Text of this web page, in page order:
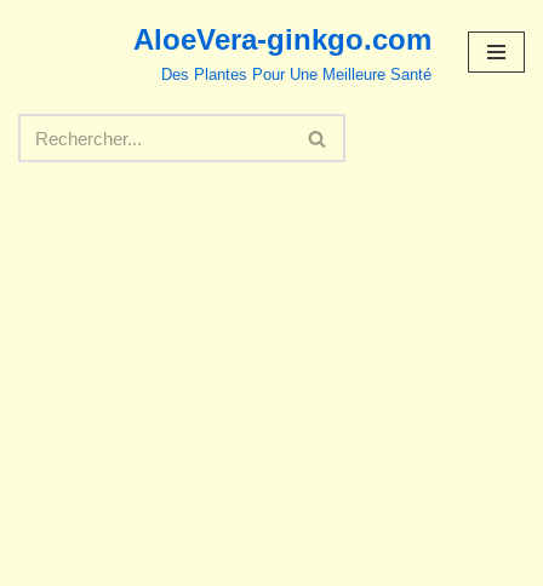
contenu
AloeVera-ginkgo.com
Des Plantes Pour Une Meilleure Santé